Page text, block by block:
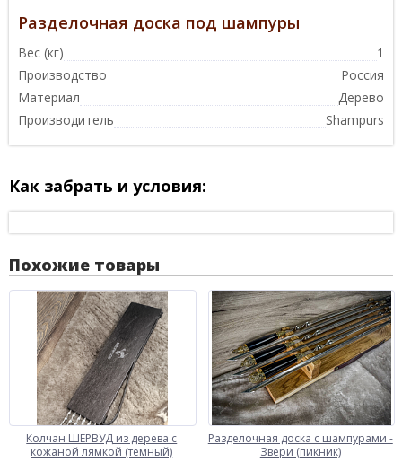
Разделочная доска под шампуры
Вес (кг)
1
Производство
Россия
Материал
Дерево
Производитель
Shampurs
Как забрать и условия:
Похожие товары
Колчан ШЕРВУД из дерева с
кожаной лямкой (темный)
Разделочная доска с шампурами -
Звери (пикник)